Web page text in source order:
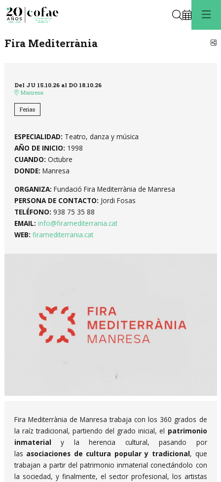
Buscar
Fira Mediterrània
Del JU 15.10.26al DO 18.10.26
Manresa
Ferias
ESPECIALIDAD: Teatro, danza y música
AÑO DE INICIO: 1998
CUANDO: Octubre
DONDE: Manresa
ORGANIZA: Fundació Fira Mediterrània de Manresa
PERSONA DE CONTACTO: Jordi Fosas
TELÉFONO: 938 75 35 88
EMAIL: info@firamediterrania.cat
WEB: firamediterrania.cat
Fira Mediterrània de Manresa trabaja con los 360 grados de
la raíz tradicional, partiendo del grado inicial, el patrimonio
inmaterial y la herencia cultural, pasando por
las asociaciones de cultura popular y tradicional, que
trabajan a partir del patrimonio inmaterial conectándolo con
la sociedad, y finalmente, el sector profesional, los artistas